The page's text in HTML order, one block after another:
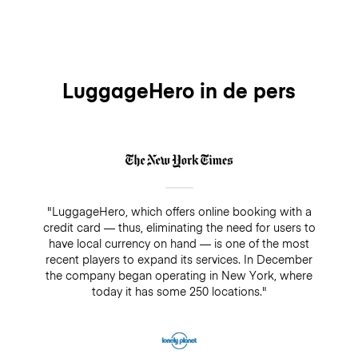
LuggageHero in de pers
"LuggageHero, which offers online booking with a
credit card — thus, eliminating the need for users to
have local currency on hand — is one of the most
recent players to expand its services. In December
the company began operating in New York, where
today it has some 250 locations."